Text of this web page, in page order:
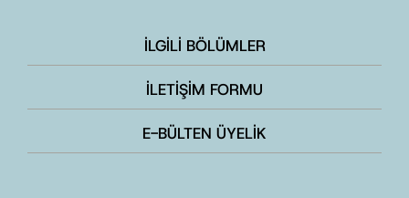
İLGİLİ BÖLÜMLER
İLETİŞİM FORMU
E-BÜLTEN ÜYELİK